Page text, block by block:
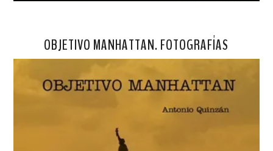
OBJETIVO MANHATTAN. FOTOGRAFÍAS